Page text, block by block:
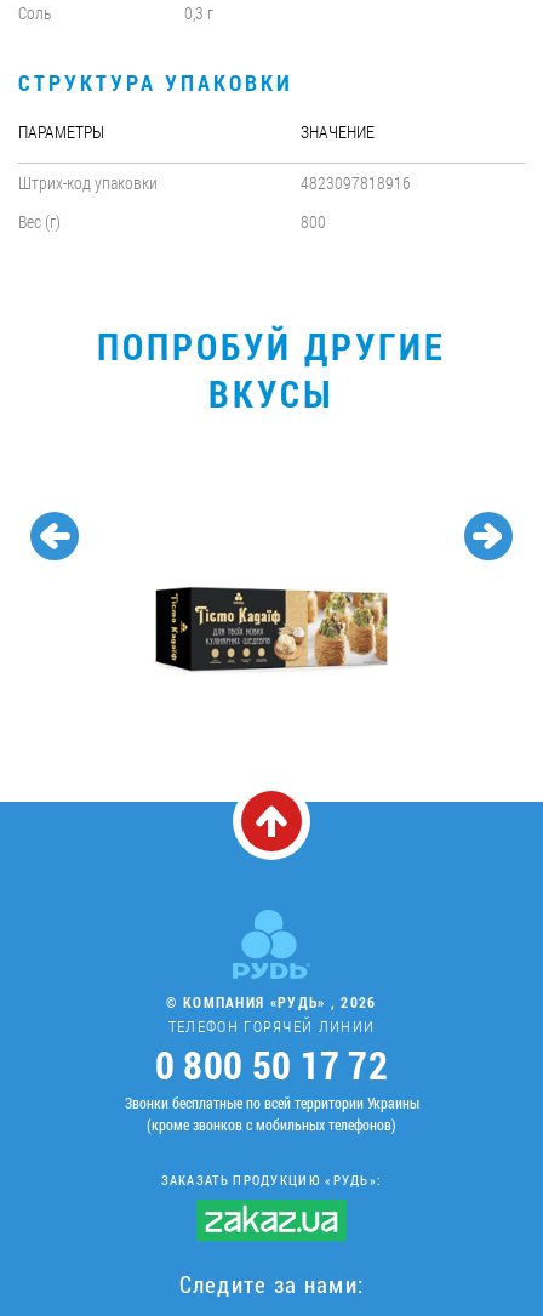
Соль
0,3 г
СТРУКТУРА УПАКОВКИ
ПАРАМЕТРЫ ЗНАЧЕНИЕ
Штрих-код упаковки
4823097818916
Вес (г)
800
ПОПРОБУЙ ДРУГИЕ
ВКУСЫ
© КОМПАНИЯ «РУДЬ» , 2026
ТЕЛЕФОН ГОРЯЧЕЙ ЛИНИИ
0 800 50 17 72
Звонки бесплатные по всей территории Украины
(кроме звонков с мобильных телефонов)
ЗАКАЗАТЬ ПРОДУКЦИЮ «РУДЬ»:
Следите за нами: